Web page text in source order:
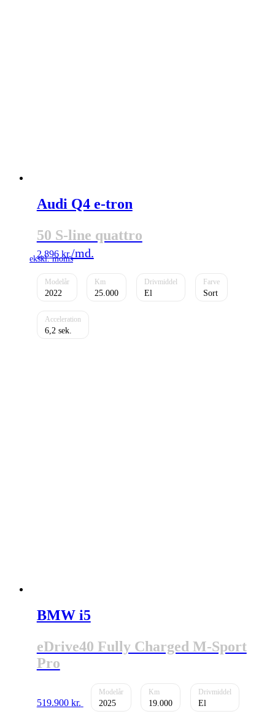
Audi Q4 e-tron
50 S-line quattro
2.896 kr.
2022 25.000 El Sort
6,2
BMW i5
eDrive40 Fully Charged M-Sport
Pro
519.900 kr. 2025 19.000 El